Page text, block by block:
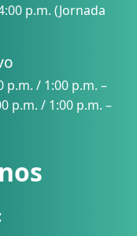
p.m. (Jornada
p.m. / 1:00 p.m. –
p.m. / 1:00 p.m. –